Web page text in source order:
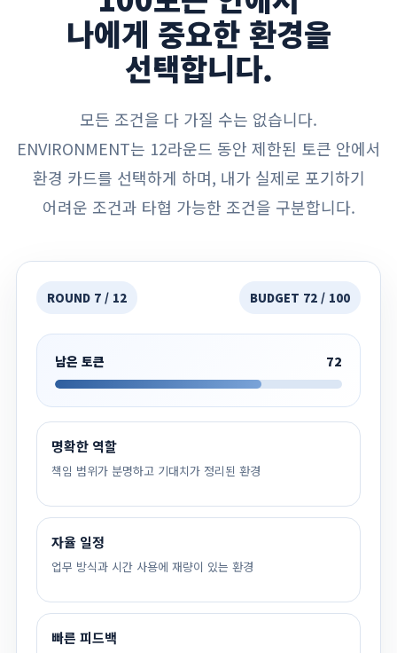
나에게 중요한 환경을
선택합니다.
모든 조건을 다 가질 수는 없습니다.
ENVIRONMENT는 12라운드 동안 제한된 토큰 안에서
환경 카드를 선택하게 하며, 내가 실제로 포기하기
어려운 조건과 타협 가능한 조건을 구분합니다.
ROUND 7 / 12 BUDGET 72 / 100
남은 토큰 72
명확한 역할
책임 범위가 분명하고 기대치가 정리된 환경
자율 일정
업무 방식과 시간 사용에 재량이 있는 환경
빠른 피드백